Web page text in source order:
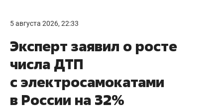
5 августа 2026, 22:33
Эксперт заявил о росте
числа ДТП
с электросамокатами
в России на 32%